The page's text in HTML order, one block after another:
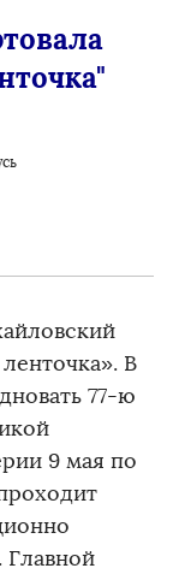
В
77-ю
9 мая по
Главной